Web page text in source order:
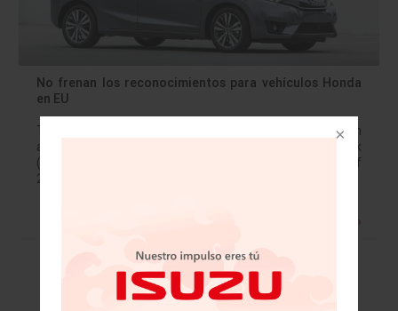
No frenan los reconocimientos para vehículos Honda
en EU
Tres modelos Honda 2017, Fit, Civic y HR-V, obtuvieron
altas calificaciones por los expertos de Kelley Blue Book
(KBB) en su lista de “10 Best Back-to-School Cars of
2017” (Los…
Leer más »